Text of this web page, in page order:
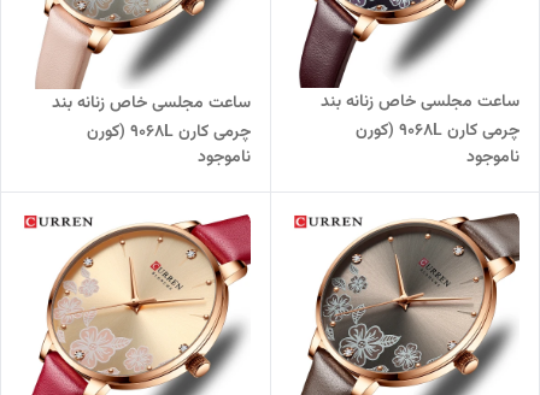
ساعت مجلسی خاص زنانه بند
چرمی کارن 9068L (کورن
CURREN) قهوه ای تیره
ناموجود
ساعت مجلسی خاص زنانه بند
چرمی کارن 9068L (کورن
CURREN) صورتی-سفید
ناموجود